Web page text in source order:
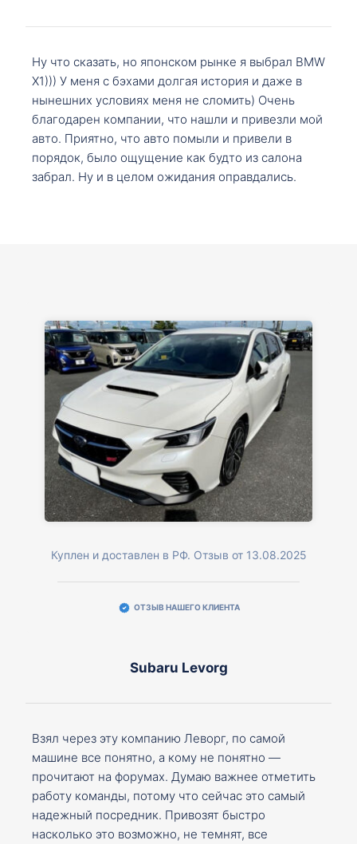
Ну что сказать, но японском рынке я выбрал BMW
X1))) У меня с бэхами долгая история и даже в
нынешних условиях меня не сломить) Очень
благодарен компании, что нашли и привезли мой
авто. Приятно, что авто помыли и привели в
порядок, было ощущение как будто из салона
забрал. Ну и в целом ожидания оправдались.
Куплен и доставлен в РФ. Отзыв от 13.08.2025
ОТЗЫВ НАШЕГО КЛИЕНТА
Subaru Levorg
Взял через эту компанию Леворг, по самой
машине все понятно, а кому не понятно —
прочитают на форумах. Думаю важнее отметить
работу команды, потому что сейчас это самый
надежный посредник. Привозят быстро
насколько это возможно, не темнят, все